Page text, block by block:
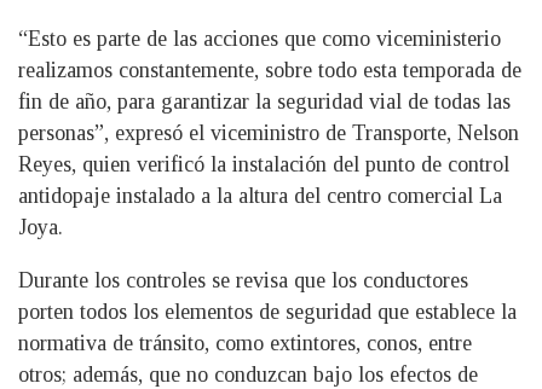
“Esto es parte de las acciones que como viceministerio
realizamos constantemente, sobre todo esta temporada de
fin de año, para garantizar la seguridad vial de todas las
personas”, expresó el viceministro de Transporte, Nelson
Reyes, quien verificó la instalación del punto de control
antidopaje instalado a la altura del centro comercial La
Joya.
Durante los controles se revisa que los conductores
porten todos los elementos de seguridad que establece la
normativa de tránsito, como extintores, conos, entre
otros; además, que no conduzcan bajo los efectos de